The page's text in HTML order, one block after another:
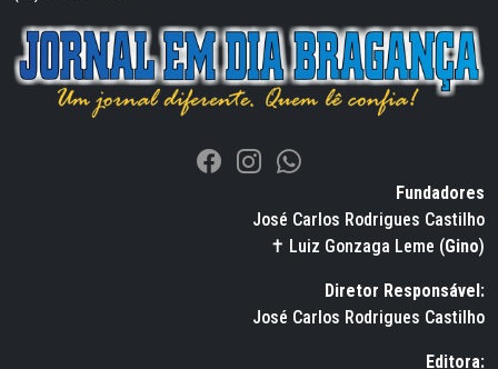
Fundadores
José Carlos Rodrigues Castilho
✝ Luiz Gonzaga Leme (Gino)
Diretor Responsável:
José Carlos Rodrigues Castilho
Editora: